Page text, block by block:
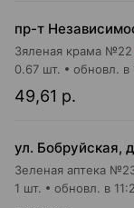
пр-т
Зяленая крама №22
49,61 р.
0.67 шт. обновл. в
Зеленая аптека
1 шт. обновл. в